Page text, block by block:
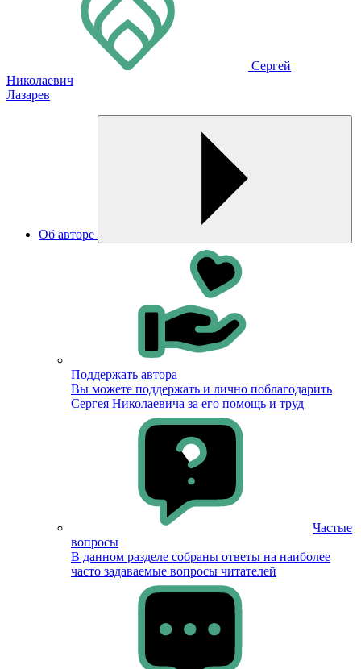
Сергей
Николаевич
Лазарев
Об авторе
Поддержать автора
Вы можете поддержать и лично поблагодарить
Сергея Николаевича за его помощь и труд
Частые
вопросы
В данном разделе собраны ответы на наиболее
часто задаваемые вопросы читателей